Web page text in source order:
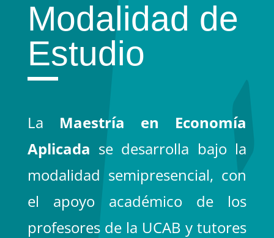
Modalidad de
Estudio
La Maestría en Economía
Aplicada se desarrolla bajo la
modalidad semipresencial, con
el apoyo académico de los
profesores de la UCAB y tutores